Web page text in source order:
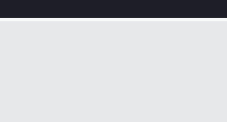
En estos momentos, tu